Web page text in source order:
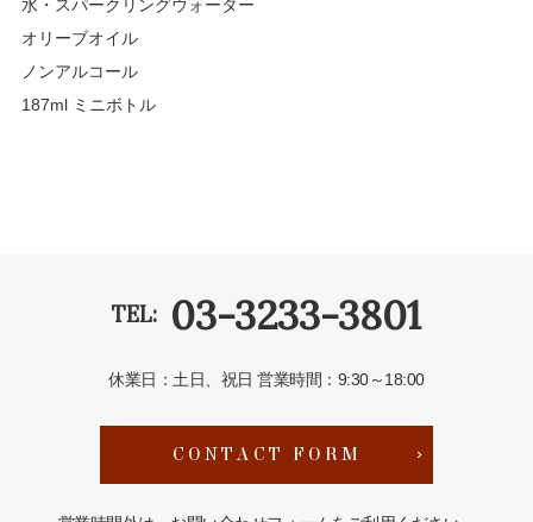
水・スパークリングウォーター
オリーブオイル
ノンアルコール
187ml ミニボトル
TEL: 03-3233-3801
休業日：土日、祝日営業時間：9:30～18:00
CONTACT FORM